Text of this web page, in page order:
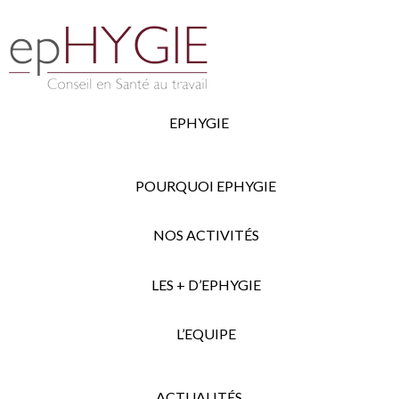
EPHYGIE
POURQUOI EPHYGIE
NOS ACTIVITÉS
LES + D’EPHYGIE
L’EQUIPE